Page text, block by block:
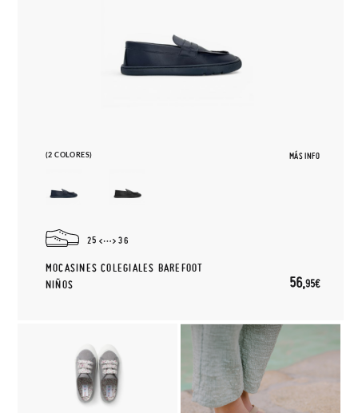
(2 COLORES) MÁS INFO
25 36
MOCASINES COLEGIALES BAREFOOT
NIÑOS
56,95€